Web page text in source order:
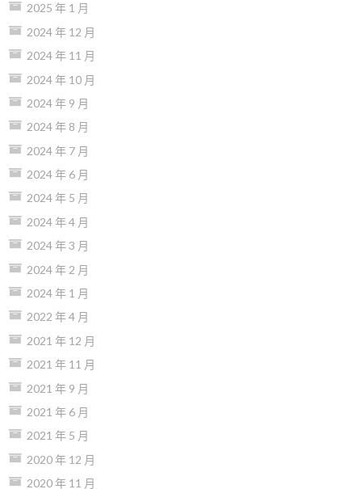
2025 年 1 月
2024 年 12 月
2024 年 11 月
2024 年 10 月
2024 年 9 月
2024 年 8 月
2024 年 7 月
2024 年 6 月
2024 年 5 月
2024 年 4 月
2024 年 3 月
2024 年 2 月
2024 年 1 月
2022 年 4 月
2021 年 12 月
2021 年 11 月
2021 年 9 月
2021 年 6 月
2021 年 5 月
2020 年 12 月
2020 年 11 月